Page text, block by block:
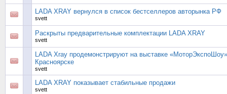
LADA XRAY вернулся в список бестселлеров авторынка РФ
svett
Раскрыты предварительные комплектации LADA XRAY
svett
LADA Xray продемонстрируют на выставке
Красноярске
svett
LADA XRAY показывает стабильные продажи
svett